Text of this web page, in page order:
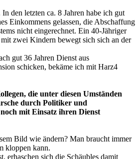
In den letzten ca. 8 Jahren habe ich gut
Einkommens gelassen, die Abschaffung
nicht eingerechnet. Ein 40-Jähriger
zwei Kindern bewegt sich sich an der
gut 36 Jahren Dienst aus
schicken, bekäme ich mit Harz4
die unter diesen Umständen
durch Politiker und
mit Einsatz ihren Dienst
Bild wie ändern? Man braucht immer
kloppen kann.
erhaschen sich die Schäubles damit